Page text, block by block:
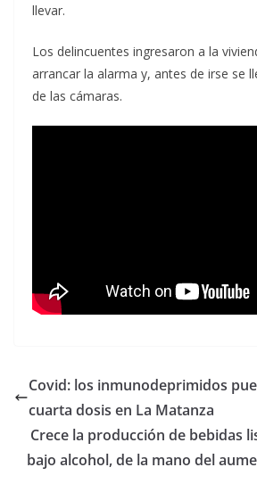
llevar.
Los delincuentes ingresaron a la
arrancar la alarma y, antes de irse se
de las cámaras.
Covid: los inmunodeprimidos
cuarta dosis en La Matanza
Crece la producción de bebidas
bajo alcohol, de la mano del